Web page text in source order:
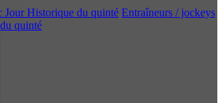
Jour Historique du quinté Entraîneurs / jockeys
quinté